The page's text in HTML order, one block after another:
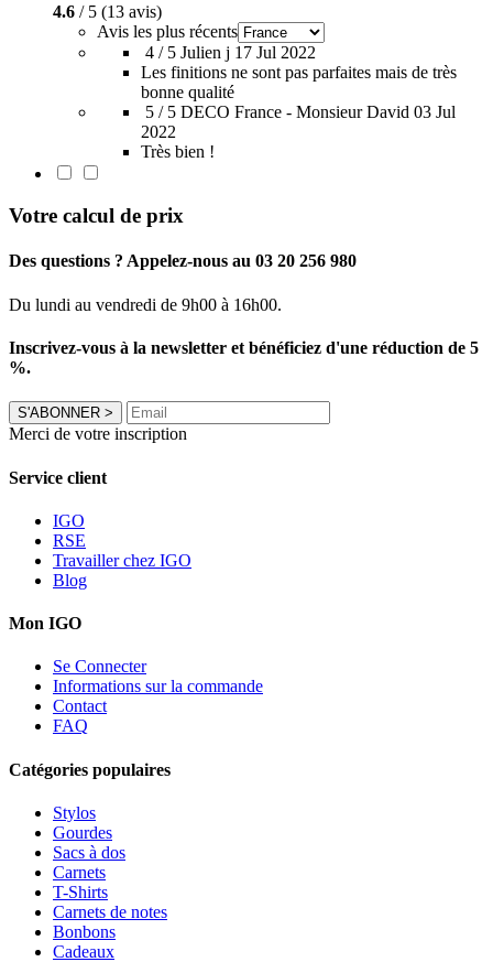
4.6 / 5 (13 avis)
Avis les plus récents
4 / 5 Julien j 17 Jul 2022
Les finitions ne sont pas parfaites mais de très
bonne qualité
5 / 5 DECO France - Monsieur David 03 Jul
2022
Très bien !
Votre calcul de prix
Des questions ? Appelez-nous au 03 20 256 980
Du lundi au vendredi de 9h00 à 16h00.
Inscrivez-vous à la newsletter et bénéficiez d'une réduction de 5
%.
S'ABONNER >
Merci de votre inscription
Service client
IGO
RSE
Travailler chez IGO
Blog
Mon IGO
Se Connecter
Informations sur la commande
Contact
FAQ
Catégories populaires
Stylos
Gourdes
Sacs à dos
Carnets
T-Shirts
Carnets de notes
Bonbons
Cadeaux